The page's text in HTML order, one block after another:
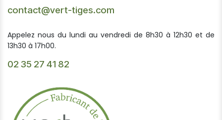
contact@vert-tiges.com
Appelez nous du lundi au vendredi de 8h30 à 12h30 et de
13h30 à 17h00.
02 35 27 41 82